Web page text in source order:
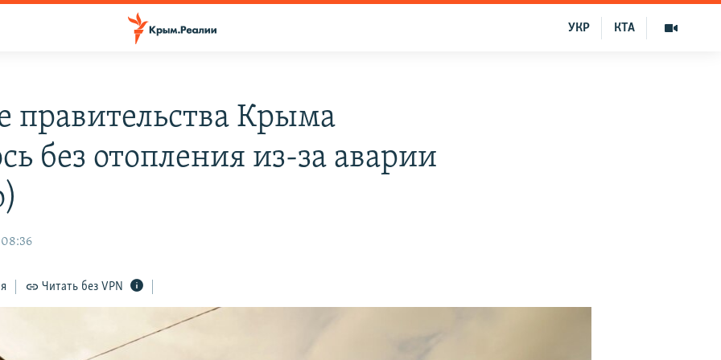
КТА
УКР
правительства Крыма
без отопления из-за аварии
Читать без VPN